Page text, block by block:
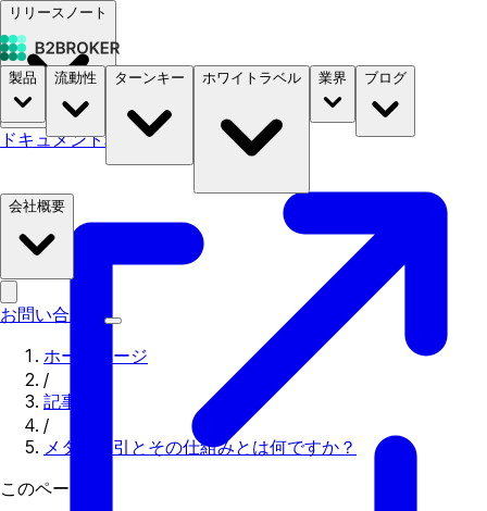
リリースノート
ドキュメント料金 B2STORE
製品 流動性 ターンキー ホワイトラベル 業界 ブログ
会社概要
お問い合わせ
ホームページ
/
記事
/
メタル取引とその仕組みとは何ですか？
このページで